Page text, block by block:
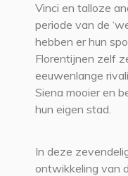
Vinci en talloze
periode van de
hebben er hun
Florentijnen zelf
eeuwenlange
Siena mooier en
hun eigen stad.
In deze
ontwikkeling van